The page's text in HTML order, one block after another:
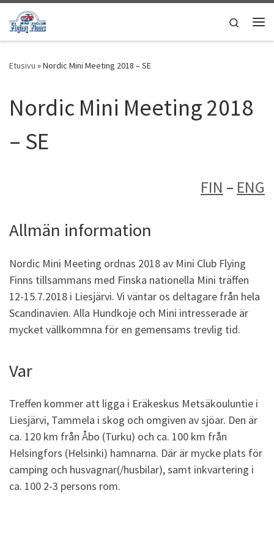
Skip to content
Search
Etusivu »Nordic Mini Meeting 2018 – SE
Nordic Mini Meeting 2018
– SE
FIN – ENG
Allmän information
Nordic Mini Meeting ordnas 2018 av Mini Club Flying
Finns tillsammans med Finska nationella Mini träffen
12-15.7.2018 i Liesjärvi. Vi väntar os deltagare från hela
Scandinavien. Alla Hundkoje och Mini intresserade är
mycket vällkommna för en gemensams trevlig tid.
Var
Treffen kommer att ligga i Eräkeskus Metsäkouluntie i
Liesjärvi, Tammela i skog och omgiven av sjöar. Den är
ca. 120 km från Åbo (Turku) och ca. 100 km från
Helsingfors (Helsinki) hamnarna. Där är mycke plats för
camping och husvagnar(/husbilar), samt inkvartering i
ca. 100 2-3 persons rom.